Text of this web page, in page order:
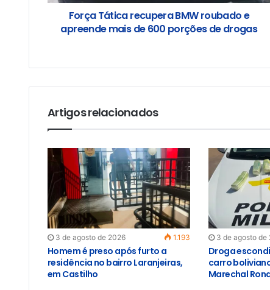
Força Tática recupera BMW roubado e
apreende mais de 600 porções de drogas
Artigos relacionados
3 de agosto de 2026 1.193
Homem é preso após furto a
residência no bairro Laranjeiras,
em Castilho
3 de agosto de
Droga
carro
Marechal